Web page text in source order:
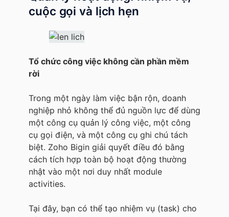
cuộc gọi và lịch hẹn
Tổ chức công việc không cần phần mềm
rời
Trong một ngày làm việc bận rộn, doanh
nghiệp nhỏ không thể đủ nguồn lực để dùng
một công cụ quản lý công việc, một công
cụ gọi điện, và một công cụ ghi chú tách
biệt. Zoho Bigin giải quyết điều đó bằng
cách tích hợp toàn bộ hoạt động thường
nhật vào một nơi duy nhất module
activities.
Tại đây, bạn có thể tạo nhiệm vụ (task) cho